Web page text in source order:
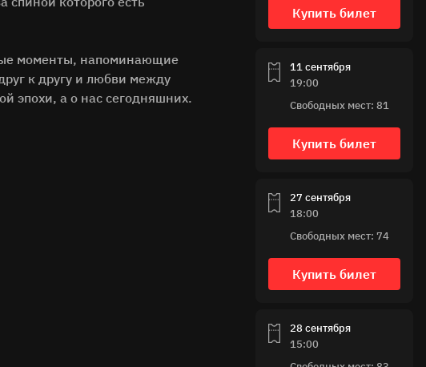
моменты, напоминающие
к другу и любви между
эпохи, а о нас сегодняшних.
Купить билет
11 сентября
19:00
Свободных мест: 81
Купить билет
27 сентября
18:00
Свободных мест: 74
Купить билет
28 сентября
15:00